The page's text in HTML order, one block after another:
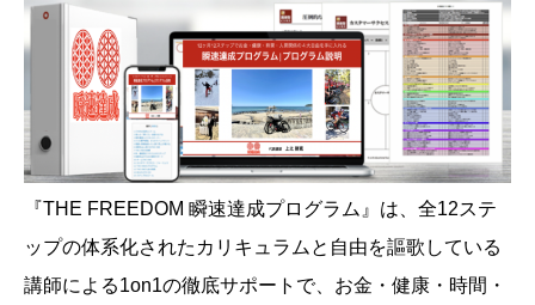
『THE FREEDOM 瞬速達成プログラム』は、全12ステ
ップの体系化されたカリキュラムと自由を謳歌している
講師による1on1の徹底サポートで、お金・健康・時間・